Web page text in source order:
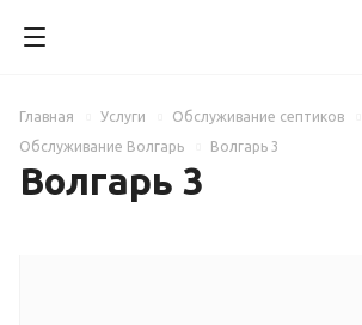
Главная Услуги
Обслуживание септиков
Обслуживание Волгарь
Волгарь 3
Волгарь 3